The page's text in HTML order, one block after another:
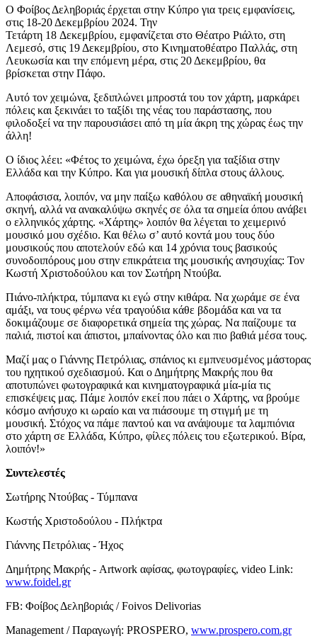
Ο Φοίβος Δεληβοριάς έρχεται στην Κύπρο για τρεις εμφανίσεις,
στις 18-20 Δεκεμβρίου 2024. Την
Τετάρτη 18 Δεκεμβρίου, εμφανίζεται στο Θέατρο Ριάλτο, στη
Λεμεσό, στις 19 Δεκεμβρίου, στο Κινηματοθέατρο Παλλάς, στη
Λευκωσία και την επόμενη μέρα, στις 20 Δεκεμβρίου, θα
βρίσκεται στην Πάφο.
Αυτό τον χειμώνα, ξεδιπλώνει μπροστά του τον χάρτη, μαρκάρει
πόλεις και ξεκινάει το ταξίδι της νέας του παράστασης, που
φιλοδοξεί να την παρουσιάσει από τη μία άκρη της χώρας έως την
άλλη!
Ο ίδιος λέει: «Φέτος το χειμώνα, έχω όρεξη για ταξίδια στην
Ελλάδα και την Κύπρο. Και για μουσική δίπλα στους άλλους.
Αποφάσισα, λοιπόν, να μην παίξω καθόλου σε αθηναϊκή μουσική
σκηνή, αλλά να ανακαλύψω σκηνές σε όλα τα σημεία όπου ανάβει
ο ελληνικός χάρτης. «Χάρτης» λοιπόν θα λέγεται το χειμερινό
μουσικό μου σχέδιο. Και θέλω σ’ αυτό κοντά μου τους δύο
μουσικούς που αποτελούν εδώ και 14 χρόνια τους βασικούς
συνοδοιπόρους μου στην επικράτεια της μουσικής ανησυχίας: Τον
Κωστή Χριστοδούλου και τον Σωτήρη Ντούβα.
Πιάνο-πλήκτρα, τύμπανα κι εγώ στην κιθάρα. Να χωράμε σε ένα
αμάξι, να τους φέρνω νέα τραγούδια κάθε βδομάδα και να τα
δοκιμάζουμε σε διαφορετικά σημεία της χώρας. Να παίζουμε τα
παλιά, πιστοί και άπιστοι, μπαίνοντας όλο και πιο βαθιά μέσα τους.
Μαζί μας ο Γιάννης Πετρόλιας, σπάνιος κι εμπνευσμένος μάστορας
του ηχητικού σχεδιασμού. Και ο Δημήτρης Μακρής που θα
αποτυπώνει φωτογραφικά και κινηματογραφικά μία-μία τις
επισκέψεις μας. Πάμε λοιπόν εκεί που πάει ο Χάρτης, να βρούμε
κόσμο ανήσυχο κι ωραίο και να πιάσουμε τη στιγμή με τη
μουσική. Στόχος να πάμε παντού και να ανάψουμε τα λαμπιόνια
στο χάρτη σε Ελλάδα, Κύπρο, φίλες πόλεις του εξωτερικού. Βίρα,
λοιπόν!»
Συντελεστές
Σωτήρης Ντούβας - Τύμπανα
Κωστής Χριστοδούλου - Πλήκτρα
Γιάννης Πετρόλιας - Ήχος
Δημήτρης Μακρής - Artwork αφίσας, φωτογραφίες, video Link:
www.foidel.gr
FB: Φοίβος Δεληβοριάς / Foivos Delivorias
Management / Παραγωγή: PROSPERO, www.prospero.com.gr